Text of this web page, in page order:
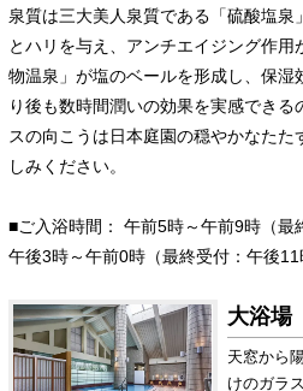
泉質は三大美人泉質である「硫酸塩
とハリを与え、アンチエイジング作
物温泉」が塩のベールを形成し、保湿
り後も数時間潤いの効果を実感でき
スの向こうは日本庭園の穏やかなた
しみください。
■ご入浴時間： 午前5時～午前9時（最
午後3時～午前0時（最終受付：午後11
大浴場
天窓から
けのガラ